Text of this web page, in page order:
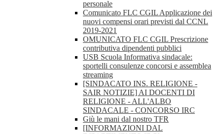
personale
Comunicato FLC CGIL Applicazione dei
nuovi compensi orari previsti dal CCNL
2019-2021
OMUNICATO FLC CGIL Prescrizione
contributiva dipendenti pubblici
USB Scuola Informativa sindacale:
sportelli consulenze concorsi e assemblea
streaming
[SINDACATO INS. RELIGIONE -
SAIR NOTIZIE] AI DOCENTI DI
RELIGIONE - ALL'ALBO
SINDACALE - CONCORSO IRC
Giù le mani dal nostro TFR
[INFORMAZIONI DAL